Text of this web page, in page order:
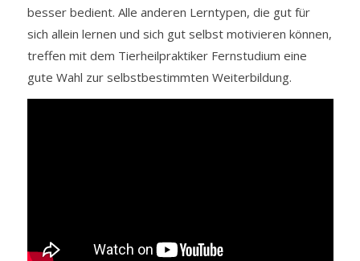
besser bedient. Alle anderen Lerntypen, die gut für
sich allein lernen und sich gut selbst motivieren können,
treffen mit dem Tierheilpraktiker Fernstudium eine
gute Wahl zur selbstbestimmten Weiterbildung.